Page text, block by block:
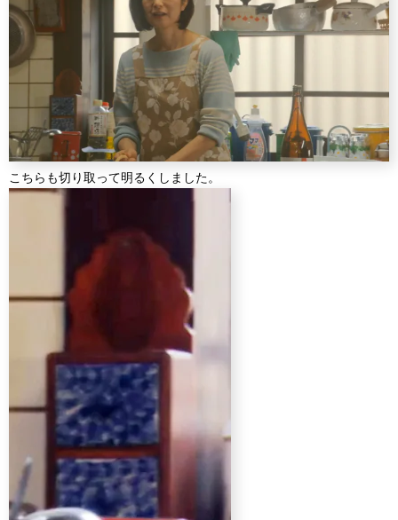
こちらも切り取って明るくしました。